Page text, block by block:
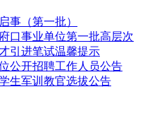
事（第一批）
口事业单位第一批高层次
引进笔试温馨提示
公开招聘工作人员公告
生军训教官选拔公告